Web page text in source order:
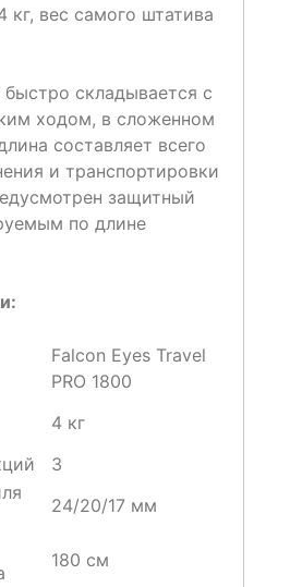
кг, вес самого штатива
складывается с
ходом, в сложенном
составляет всего
и транспортировки
защитный
по длине
Falcon Eyes Travel
PRO 1800
4 кг
3
24/20/17 мм
180 см